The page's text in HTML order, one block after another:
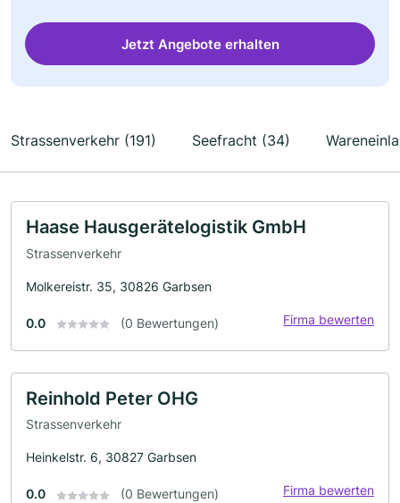
Jetzt Angebote erhalten
Strassenverkehr (191) Seefracht (34)
Haase Hausgerätelogistik GmbH
Strassenverkehr
Molkereistr. 35, 30826 Garbsen
0.0 (0 Bewertungen) Firma bewerten
Reinhold Peter OHG
Strassenverkehr
Heinkelstr. 6, 30827 Garbsen
0.0 (0 Bewertungen) Firma bewerten